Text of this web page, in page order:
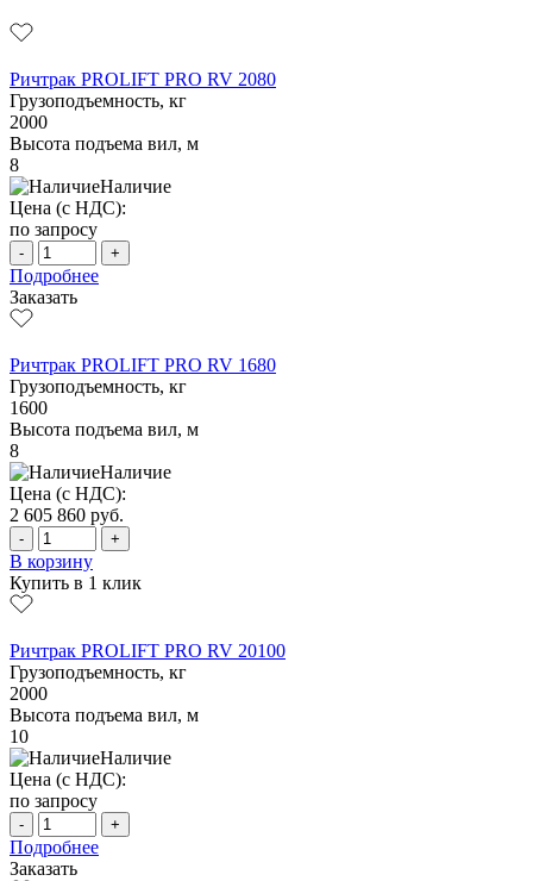
Ричтрак PROLIFT PRO RV 2080
Грузоподъемность, кг
2000
Высота подъема вил, м
8
Наличие
Цена (с НДС):
по запросу
- +
Подробнее
Заказать
Ричтрак PROLIFT PRO RV 1680
Грузоподъемность, кг
1600
Высота подъема вил, м
8
Наличие
Цена (с НДС):
2 605 860 руб.
- +
В корзину
Купить в 1 клик
Ричтрак PROLIFT PRO RV 20100
Грузоподъемность, кг
2000
Высота подъема вил, м
10
Наличие
Цена (с НДС):
по запросу
- +
Подробнее
Заказать